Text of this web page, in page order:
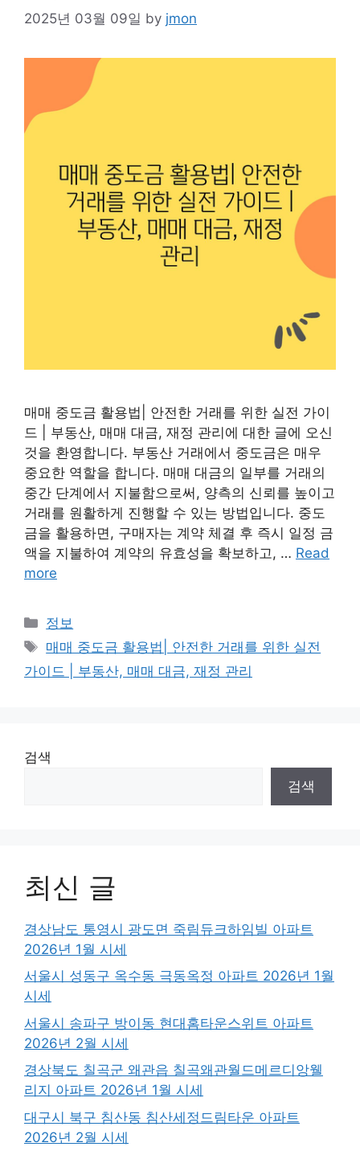
2025년 03월 09일 by jmon
매매 중도금 활용법| 안전한 거래를 위한 실전 가이
드 | 부동산, 매매 대금, 재정 관리에 대한 글에 오신
것을 환영합니다. 부동산 거래에서 중도금은 매우
중요한 역할을 합니다. 매매 대금의 일부를 거래의
중간 단계에서 지불함으로써, 양측의 신뢰를 높이고
거래를 원활하게 진행할 수 있는 방법입니다. 중도
금을 활용하면, 구매자는 계약 체결 후 즉시 일정 금
액을 지불하여 계약의 유효성을 확보하고, … Read
more
Categories
정보
Tags
매매 중도금 활용법| 안전한 거래를 위한 실전
가이드 | 부동산, 매매 대금, 재정 관리
검색
검색
최신 글
경상남도 통영시 광도면 죽림듀크하임빌 아파트
2026년 1월 시세
서울시 성동구 옥수동 극동옥정 아파트 2026년 1월
시세
서울시 송파구 방이동 현대홈타운스위트 아파트
2026년 2월 시세
경상북도 칠곡군 왜관읍 칠곡왜관월드메르디앙웰
리지 아파트 2026년 1월 시세
대구시 북구 침산동 침산세정드림타운 아파트
2026년 2월 시세